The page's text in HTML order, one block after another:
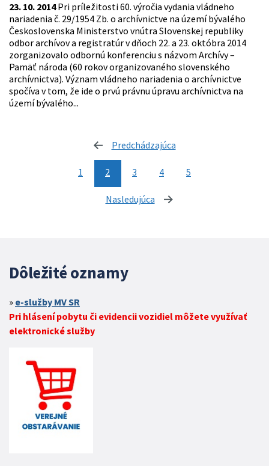
23. 10. 2014Pri príležitosti 60. výročia vydania vládneho
nariadenia č. 29/1954 Zb. o archívnictve na území bývalého
Československa Ministerstvo vnútra Slovenskej republiky
odbor archívov a registratúr v dňoch 22. a 23. októbra 2014
zorganizovalo odbornú konferenciu s názvom Archívy –
Pamäť národa (60 rokov organizovaného slovenského
archívnictva). Význam vládneho nariadenia o archívnictve
spočíva v tom, že ide o prvú právnu úpravu archívnictva na
území bývalého...
Predchádzajúca
1 2 3 4 5
Nasledujúca stránka
Dôležité oznamy
e-služby MV SR
Pri hlásení pobytu či evidencii vozidiel môžete využívať
elektronické služby